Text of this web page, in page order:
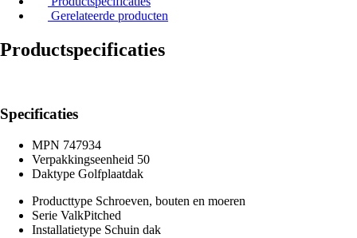
Gerelateerde producten
Productspecificaties
Specificaties
MPN 747934
Verpakkingseenheid 50
Daktype Golfplaatdak
Producttype Schroeven, bouten en moeren
Serie ValkPitched
Installatietype Schuin dak